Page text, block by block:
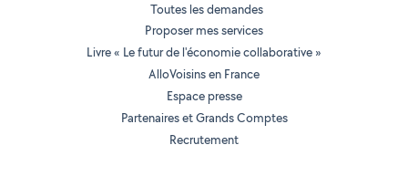
Toutes les demandes
Proposer mes services
Livre « Le futur de l'économie collaborative »
AlloVoisins en France
Espace presse
Partenaires et Grands Comptes
Recrutement